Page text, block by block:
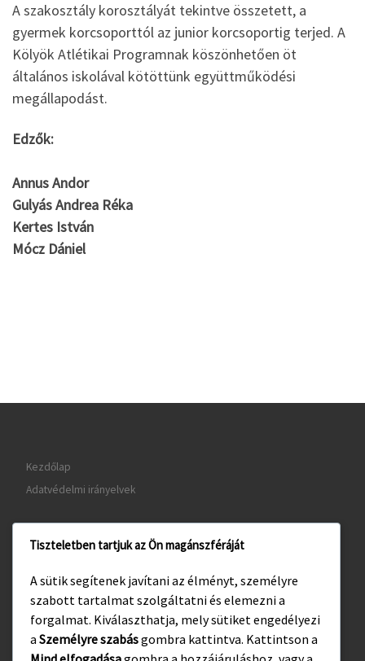
A szakosztály korosztályát tekintve összetett, a
gyermek korcsoporttól az junior korcsoportig terjed. A
Kölyök Atlétikai Programnak köszönhetően öt
általános iskolával kötöttünk együttműködési
megállapodást.
Edzők:
Annus Andor
Gulyás Andrea Réka
Kertes István
Mócz Dániel
Kezdőlap
Adatvédelmi irányelvek
www.visitgyula.com
www.gyulakult.hu
Tiszteletben tartjuk az Ön magánszféráját
A sütik segítenek javítani az élményt, személyre
szabott tartalmat szolgáltatni és elemezni a
forgalmat. Kiválaszthatja, mely sütiket engedélyezi
a Személyre szabásgombra kattintva. Kattintson a